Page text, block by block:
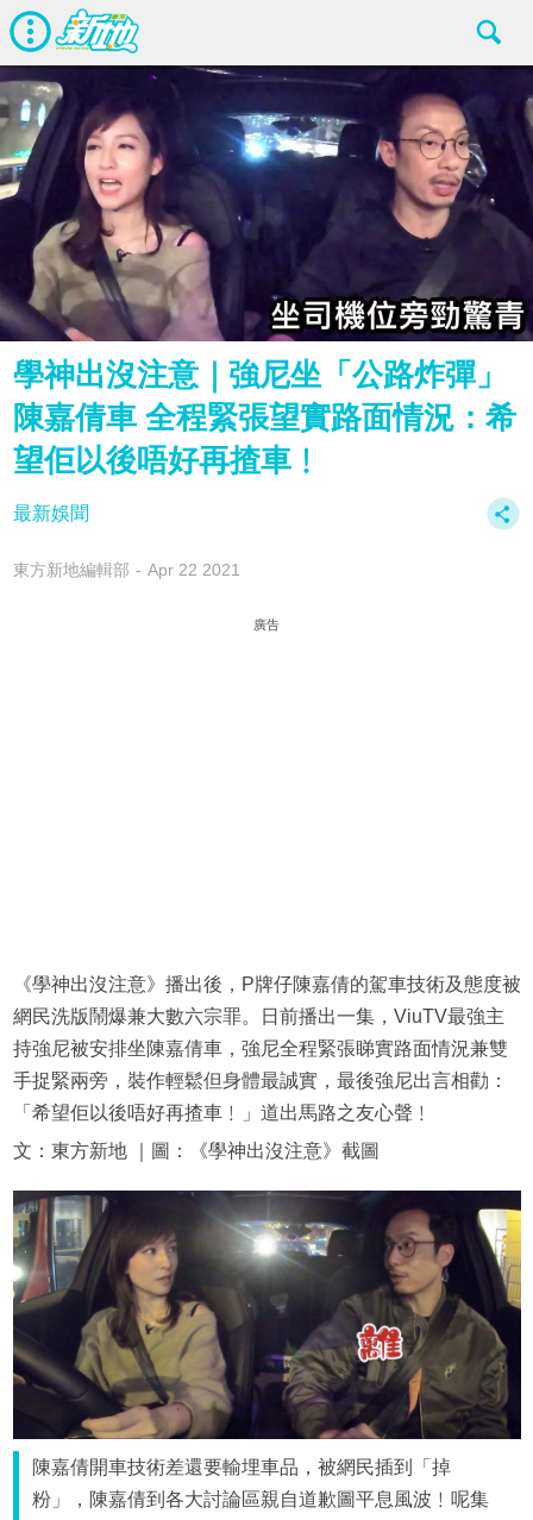
學神出沒注意｜強尼坐「公路炸彈」
陳嘉倩車 全程緊張望實路面情況：希
望佢以後唔好再揸車﹗
最新娛聞
東方新地編輯部 Apr 22 2021
廣告
《學神出沒注意》播出後，P牌仔陳嘉倩的駕車技術及態度被
網民洗版鬧爆兼大數六宗罪。日前播出一集，ViuTV最強主
持強尼被安排坐陳嘉倩車，強尼全程緊張睇實路面情況兼雙
手捉緊兩旁，裝作輕鬆但身體最誠實，最後強尼出言相勸：
「希望佢以後唔好再揸車﹗」道出馬路之友心聲﹗
文：東方新地 ｜圖：《學神出沒注意》截圖
陳嘉倩開車技術差還要輸埋車品，被網民插到「掉
粉」，陳嘉倩到各大討論區親自道歉圖平息風波﹗呢集